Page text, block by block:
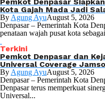
Kota Gajah Mada Jadi
By Agung AyuAugust 5, 2026
Denpasar – Pemerintah Kota
penataan wajah pusat kota
Terkini
Pemkot Denpasar dan
Universal Coverage
By Agung AyuAugust 5, 2026
Denpasar – Pemerintah Kota
Denpasar terus memperkuat
Universal...